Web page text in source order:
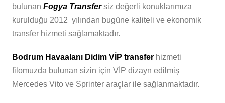
bulunan Fogya Transfer siz değerli konuklarımıza
kurulduğu 2012 yılından bugüne kaliteli ve ekonomik
transfer hizmeti sağlamaktadır.
Bodrum Havaalanı Didim VİP transfer hizmeti
filomuzda bulunan sizin için VİP dizayn edilmiş
Mercedes Vito ve Sprinter araçlar ile sağlanmaktadır.